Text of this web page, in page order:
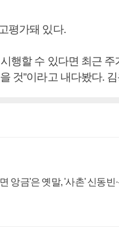
평가돼 있다.
행할 수 있다면 최근 주
것”이라고 내다봤다.
앙금'은 옛말, '사촌' 신동빈